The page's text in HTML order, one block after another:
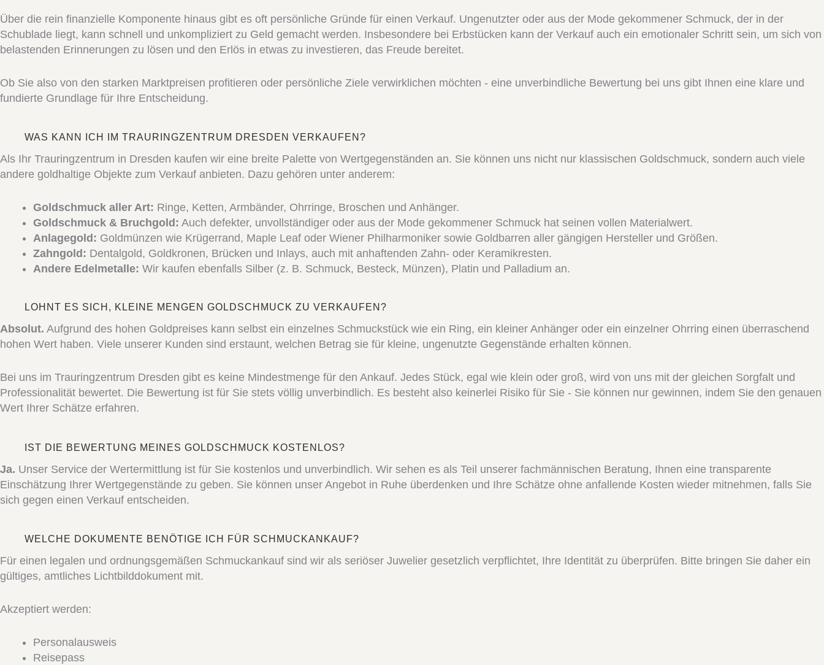
Über die rein finanzielle Komponente hinaus gibt es oft persönliche Gründe für einen Verkauf. Ungenutzter oder aus der Mode gekommener Schmuck, der in der
Schublade liegt, kann schnell und unkompliziert zu Geld gemacht werden. Insbesondere bei Erbstücken kann der Verkauf auch ein emotionaler Schritt sein, um sich von
belastenden Erinnerungen zu lösen und den Erlös in etwas zu investieren, das Freude bereitet.
Ob Sie also von den starken Marktpreisen profitieren oder persönliche Ziele verwirklichen möchten - eine unverbindliche Bewertung bei uns gibt Ihnen eine klare und
fundierte Grundlage für Ihre Entscheidung.
WAS KANN ICH IM TRAURINGZENTRUM DRESDEN VERKAUFEN?
Als Ihr Trauringzentrum in Dresden kaufen wir eine breite Palette von Wertgegenständen an. Sie können uns nicht nur klassischen Goldschmuck, sondern auch viele
andere goldhaltige Objekte zum Verkauf anbieten. Dazu gehören unter anderem:
Goldschmuck aller Art: Ringe, Ketten, Armbänder, Ohrringe, Broschen und Anhänger.
Goldschmuck & Bruchgold: Auch defekter, unvollständiger oder aus der Mode gekommener Schmuck hat seinen vollen Materialwert.
Anlagegold: Goldmünzen wie Krügerrand, Maple Leaf oder Wiener Philharmoniker sowie Goldbarren aller gängigen Hersteller und Größen.
Zahngold: Dentalgold, Goldkronen, Brücken und Inlays, auch mit anhaftenden Zahn- oder Keramikresten.
Andere Edelmetalle: Wir kaufen ebenfalls Silber (z. B. Schmuck, Besteck, Münzen), Platin und Palladium an.
LOHNT ES SICH, KLEINE MENGEN GOLDSCHMUCK ZU VERKAUFEN?
Absolut. Aufgrund des hohen Goldpreises kann selbst ein einzelnes Schmuckstück wie ein Ring, ein kleiner Anhänger oder ein einzelner Ohrring einen überraschend
hohen Wert haben. Viele unserer Kunden sind erstaunt, welchen Betrag sie für kleine, ungenutzte Gegenstände erhalten können.
Bei uns im Trauringzentrum Dresden gibt es keine Mindestmenge für den Ankauf. Jedes Stück, egal wie klein oder groß, wird von uns mit der gleichen Sorgfalt und
Professionalität bewertet. Die Bewertung ist für Sie stets völlig unverbindlich. Es besteht also keinerlei Risiko für Sie - Sie können nur gewinnen, indem Sie den genauen
Wert Ihrer Schätze erfahren.
IST DIE BEWERTUNG MEINES GOLDSCHMUCK KOSTENLOS?
Ja. Unser Service der Wertermittlung ist für Sie kostenlos und unverbindlich. Wir sehen es als Teil unserer fachmännischen Beratung, Ihnen eine transparente
Einschätzung Ihrer Wertgegenstände zu geben. Sie können unser Angebot in Ruhe überdenken und Ihre Schätze ohne anfallende Kosten wieder mitnehmen, falls Sie
sich gegen einen Verkauf entscheiden.
WELCHE DOKUMENTE BENÖTIGE ICH FÜR SCHMUCKANKAUF?
Für einen legalen und ordnungsgemäßen Schmuckankauf sind wir als seriöser Juwelier gesetzlich verpflichtet, Ihre Identität zu überprüfen. Bitte bringen Sie daher ein
gültiges, amtliches Lichtbilddokument mit.
Akzeptiert werden:
Personalausweis
Reisepass